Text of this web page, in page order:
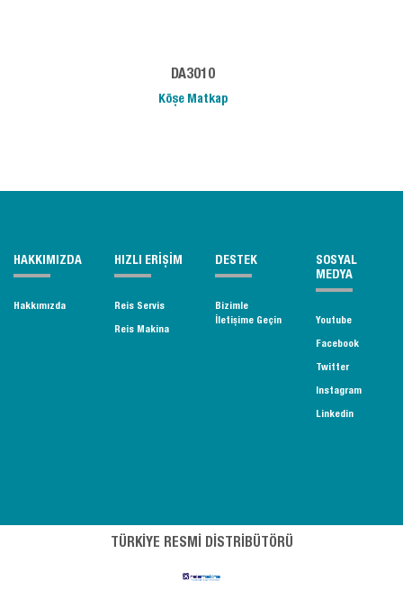
DA3010
Köşe Matkap
HAKKIMIZDA
Hakkımızda
HIZLI ERİŞİM
Reis Servis
Reis Makina
DESTEK
Bizimle
İletişime Geçin
SOSYAL
MEDYA
Youtube
Facebook
Twitter
Instagram
Linkedin
TÜRKİYE RESMİ DİSTRİBÜTÖRÜ